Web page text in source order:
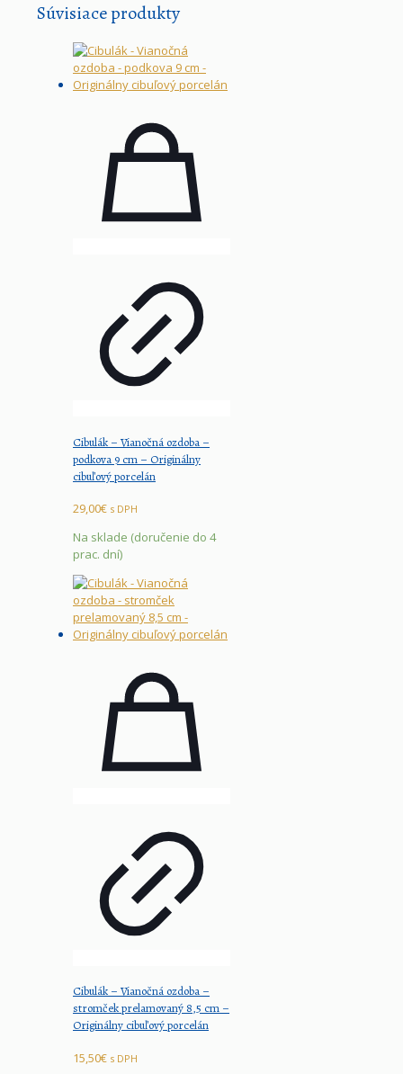
Súvisiace produkty
Cibulák – Vianočná ozdoba –
podkova 9 cm – Originálny
cibuľový porcelán
29,00€ s DPH
Na sklade (doručenie do 4
prac. dní)
Cibulák – Vianočná ozdoba –
stromček prelamovaný 8,5 cm –
Originálny cibuľový porcelán
15,50€ s DPH